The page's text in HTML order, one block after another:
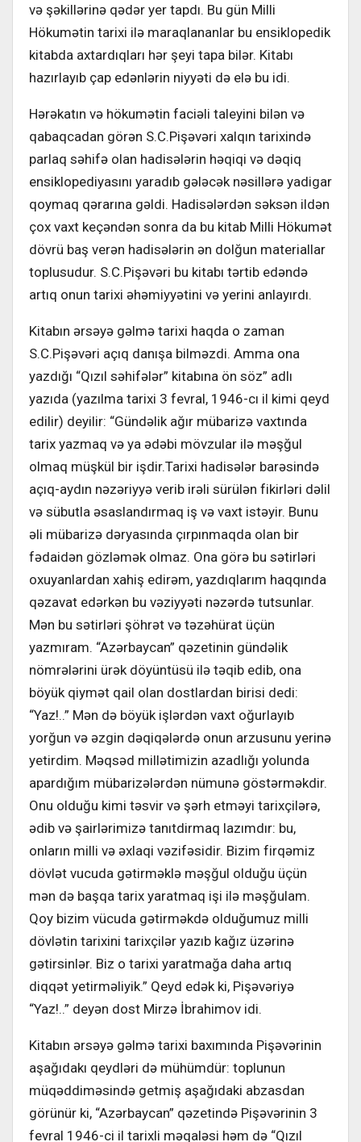
və şəkillərinə qədər yer tapdı. Bu gün Milli
Hökumətin tarixi ilə maraqlananlar bu ensiklopedik
kitabda axtardıqları hər şeyi tapa bilər. Kitabı
hazırlayıb çap edənlərin niyyəti də elə bu idi.
Hərəkatın və hökumətin faciəli taleyini bilən və
qabaqcadan görən S.C.Pişəvəri xalqın tarixində
parlaq səhifə olan hadisələrin həqiqi və dəqiq
ensiklopediyasını yaradıb gələcək nəsillərə yadigar
qoymaq qərarına gəldi. Hadisələrdən səksən ildən
çox vaxt keçəndən sonra da bu kitab Milli Hökumət
dövrü baş verən hadisələrin ən dolğun materiallar
toplusudur. S.C.Pişəvəri bu kitabı tərtib edəndə
artıq onun tarixi əhəmiyyətini və yerini anlayırdı.
Kitabın ərsəyə gəlmə tarixi haqda o zaman
S.C.Pişəvəri açıq danışa bilməzdi. Amma ona
yazdığı “Qızıl səhifələr” kitabına ön söz” adlı
yazıda (yazılma tarixi 3 fevral, 1946-cı il kimi qeyd
edilir) deyilir: “Gündəlik ağır mübarizə vaxtında
tarix yazmaq və ya ədəbi mövzular ilə məşğul
olmaq müşkül bir işdir.Tarixi hadisələr barəsində
açıq-aydın nəzəriyyə verib irəli sürülən fikirləri dəlil
və sübutla əsaslandırmaq iş və vaxt istəyir. Bunu
əli mübarizə dəryasında çırpınmaqda olan bir
fədaidən gözləmək olmaz. Ona görə bu sətirləri
oxuyanlardan xahiş edirəm, yazdıqlarım haqqında
qəzavat edərkən bu vəziyyəti nəzərdə tutsunlar.
Mən bu sətirləri şöhrət və təzəhürat üçün
yazmıram. “Azərbaycan” qəzetinin gündəlik
nömrələrini ürək döyüntüsü ilə təqib edib, ona
böyük qiymət qail olan dostlardan birisi dedi:
“Yaz!..” Mən də böyük işlərdən vaxt oğurlayıb
yorğun və əzgin dəqiqələrdə onun arzusunu yerinə
yetirdim. Məqsəd millətimizin azadlığı yolunda
apardığım mübarizələrdən nümunə göstərməkdir.
Onu olduğu kimi təsvir və şərh etməyi tarixçilərə,
ədib və şairlərimizə tanıtdirmaq lazımdır: bu,
onların milli və əxlaqi vəzifəsidir. Bizim firqəmiz
dövlət vucuda gətirməklə məşğul olduğu üçün
mən də başqa tarix yaratmaq işi ilə məşğulam.
Qoy bizim vücuda gətirməkdə olduğumuz milli
dövlətin tarixini tarixçilər yazıb kağız üzərinə
gətirsinlər. Biz o tarixi yaratmağa daha artıq
diqqət yetirməliyik.” Qeyd edək ki, Pişəvəriyə
“Yaz!..” deyən dost Mirzə İbrahimov idi.
Kitabın ərsəyə gəlmə tarixi baxımında Pişəvərinin
aşağıdakı qeydləri də mühümdür: toplunun
müqəddiməsində getmiş aşağıdaki abzasdan
görünür ki, “Azərbaycan” qəzetində Pişəvərinin 3
fevral 1946-ci il tarixli məqaləsi həm də “Qızıl